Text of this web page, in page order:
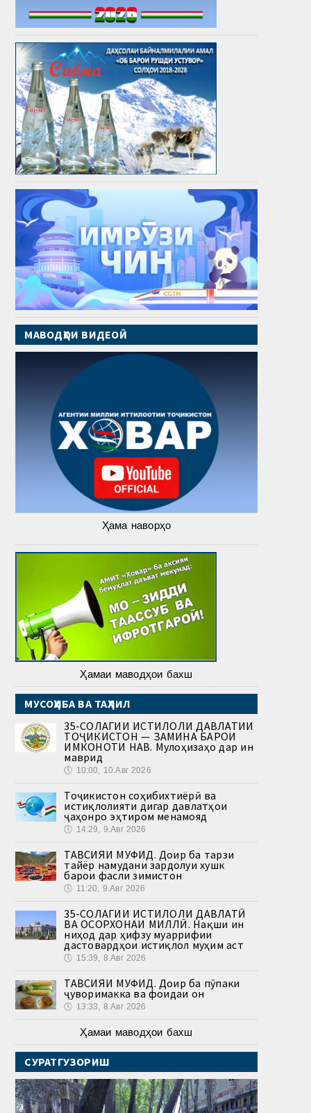
МАВОДҲОИ ВИДЕОӢ
Ҳама наворҳо
Ҳамаи маводҳои бахш
МУСОҲИБА ВА ТАҲЛИЛ
35-СОЛАГИИ ИСТИҚЛОЛИ ДАВЛАТИИ
ТОҶИКИСТОН — ЗАМИНА БАРОИ
ИМКОНОТИ НАВ. Мулоҳизаҳо дар ин
маврид
🕔 10:00, 10.Авг 2026
Тоҷикистон соҳибихтиёрӣ ва
истиқлолияти дигар давлатҳои
ҷаҳонро эҳтиром менамояд
🕔 14:29, 9.Авг 2026
ТАВСИЯИ МУФИД. Доир ба тарзи
тайёр намудани зардолуи хушк
барои фасли зимистон
🕔 11:20, 9.Авг 2026
35-СОЛАГИИ ИСТИҚЛОЛИ ДАВЛАТӢ
ВА ОСОРХОНАИ МИЛЛӢ. Нақши ин
ниҳод дар ҳифзу муаррифии
дастовардҳои истиқлол муҳим аст
🕔 15:39, 8.Авг 2026
ТАВСИЯИ МУФИД. Доир ба пӯпаки
ҷуворимакка ва фоидаи он
🕔 13:33, 8.Авг 2026
Ҳамаи маводҳои бахш
СУРАТГУЗОРИШ